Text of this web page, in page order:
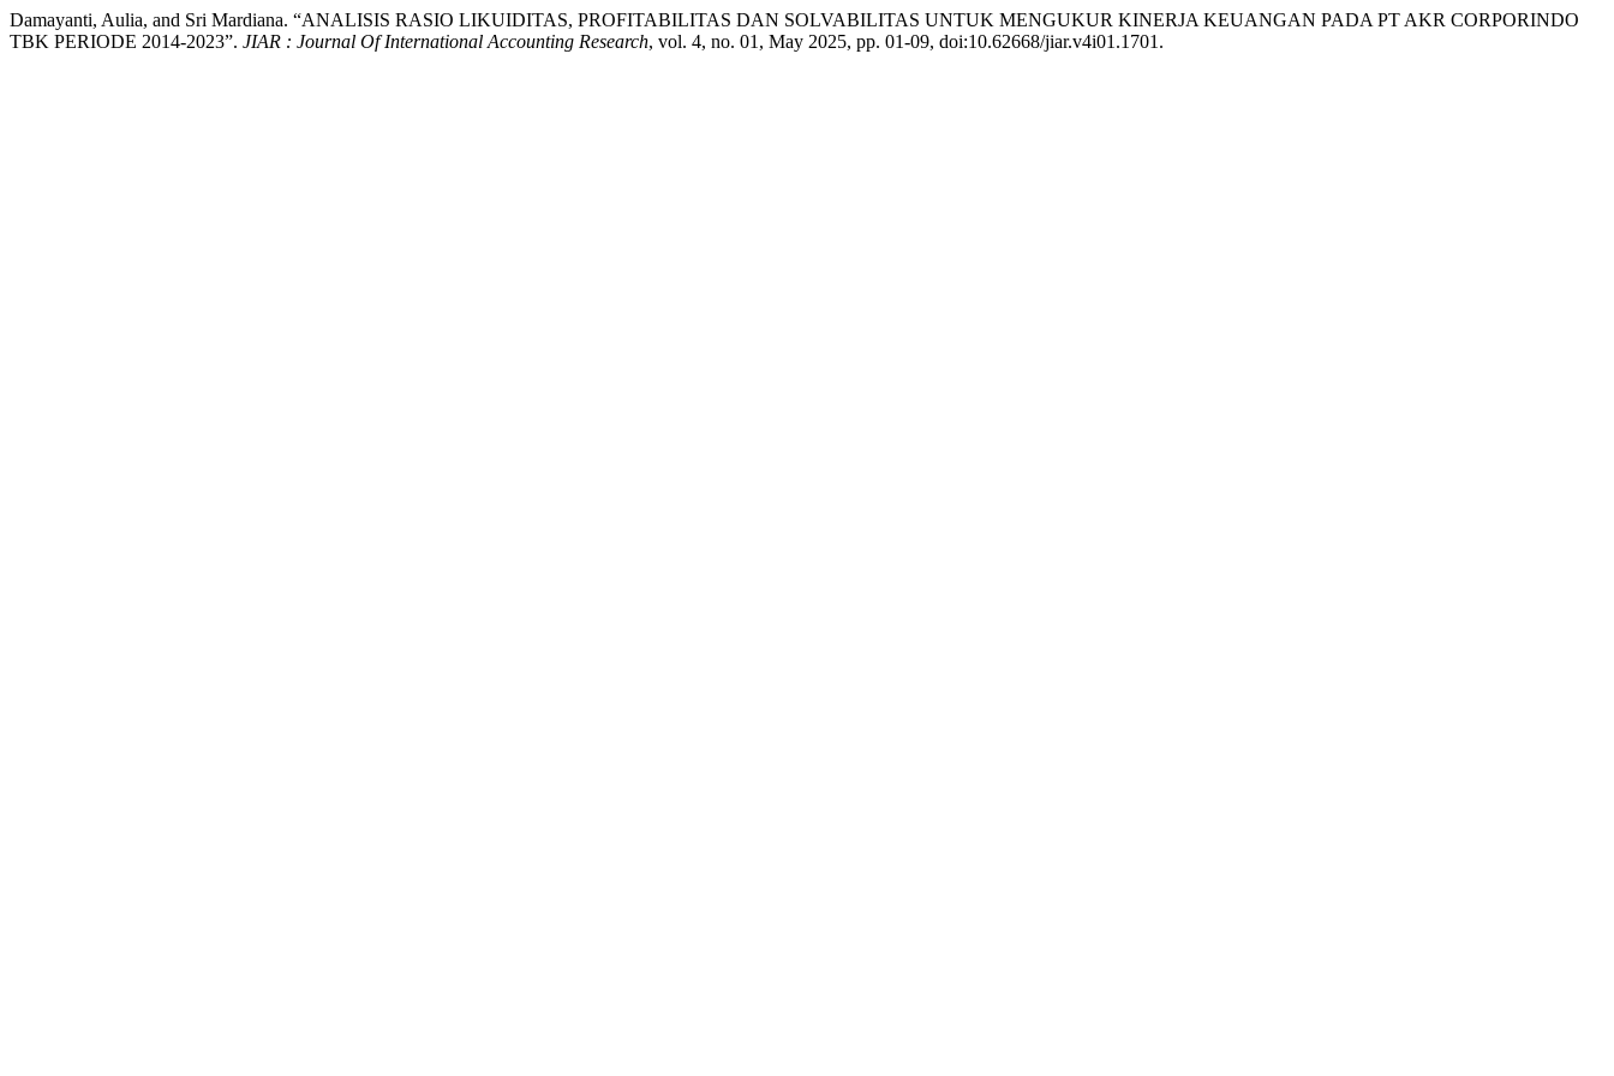
Damayanti, Aulia, and Sri Mardiana. “ANALISIS RASIO LIKUIDITAS, PROFITABILITAS DAN SOLVABILITAS UNTUK MENGUKUR KINERJA KEUANGAN PADA PT AKR CORPORINDO
TBK PERIODE 2014-2023”. JIAR : Journal Of International Accounting Research, vol. 4, no. 01, May 2025, pp. 01-09, doi:10.62668/jiar.v4i01.1701.